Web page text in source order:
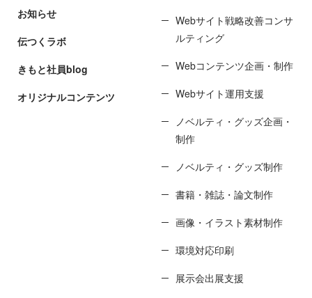
お知らせ
伝つくラボ
きもと社員blog
オリジナルコンテンツ
Webサイト戦略改善コンサ
ルティング
Webコンテンツ企画・制作
Webサイト運用支援
ノベルティ・グッズ企画・
制作
ノベルティ・グッズ制作
書籍・雑誌・論文制作
画像・イラスト素材制作
環境対応印刷
展示会出展支援